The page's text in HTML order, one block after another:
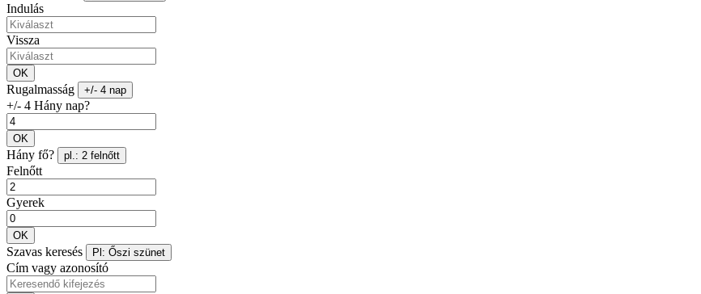
Indulás
Vissza
OK
Rugalmasság +/- 4 nap
+/- 4 Hány nap?
OK
Hány fő? pl.: 2 felnőtt
Felnőtt
Gyerek
OK
Szavas keresés Pl: Őszi szünet
Cím vagy azonosító